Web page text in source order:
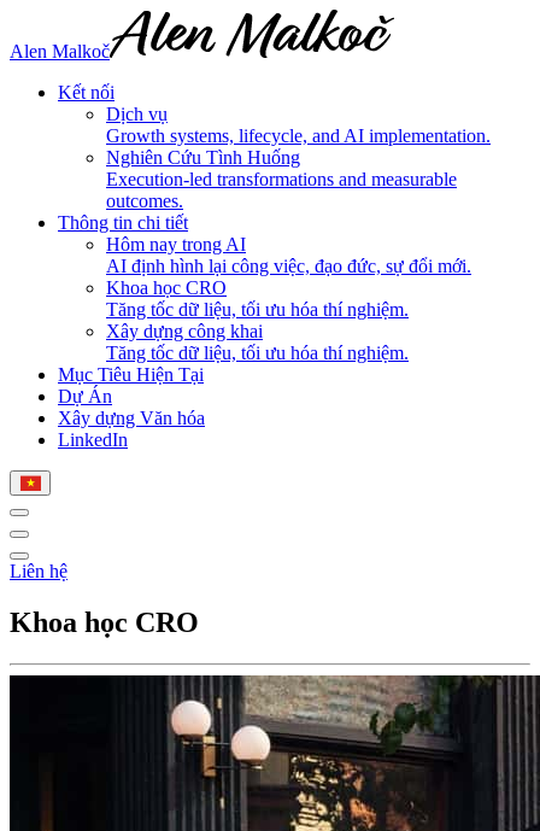
Alen Malkoč
Kết nối
Dịch vụ
Growth systems, lifecycle, and AI implementation.
Nghiên Cứu Tình Huống
Execution-led transformations and measurable
outcomes.
Thông tin chi tiết
Hôm nay trong AI
AI định hình lại công việc, đạo đức, sự đổi mới.
Khoa học CRO
Tăng tốc dữ liệu, tối ưu hóa thí nghiệm.
Xây dựng công khai
Tăng tốc dữ liệu, tối ưu hóa thí nghiệm.
Mục Tiêu Hiện Tại
Dự Án
Xây dựng Văn hóa
LinkedIn
Liên hệ
Khoa học CRO